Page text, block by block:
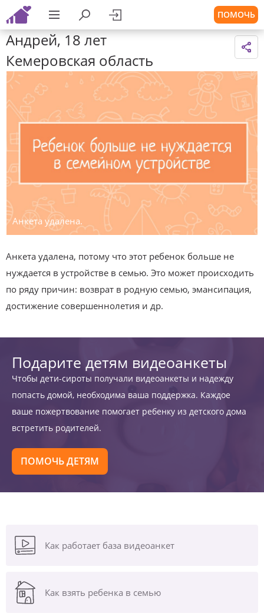
ПОМОЧЬ
Андрей, 18 лет
Кемеровская область
Анкета удалена.
Анкета удалена, потому что этот ребенок больше не
нуждается в устройстве в семью. Это может происходить
по ряду причин: возврат в родную семью, эмансипация,
достижение совершеннолетия и др.
Подарите детям видеоанкеты
Чтобы дети-сироты получали видеоанкеты и надежду
попасть домой, необходима ваша поддержка. Каждое
ваше пожертвование помогает ребенку из детского дома
встретить родителей.
ПОМОЧЬ ДЕТЯМ
Как работает база видеоанкет
Как взять ребенка в семью